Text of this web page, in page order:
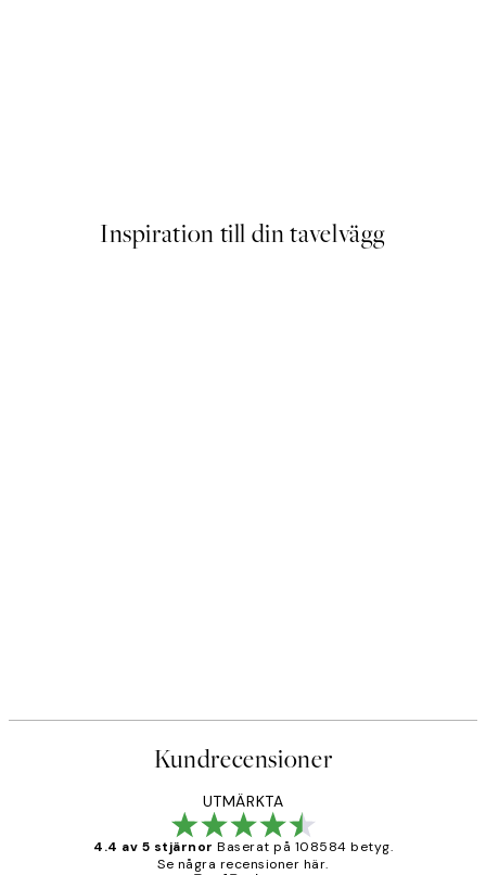
Inspiration till din tavelvägg
Kundrecensioner
UTMÄRKTA
4.4 av 5 stjärnor Baserat på 108584 betyg.
Se några recensioner här.